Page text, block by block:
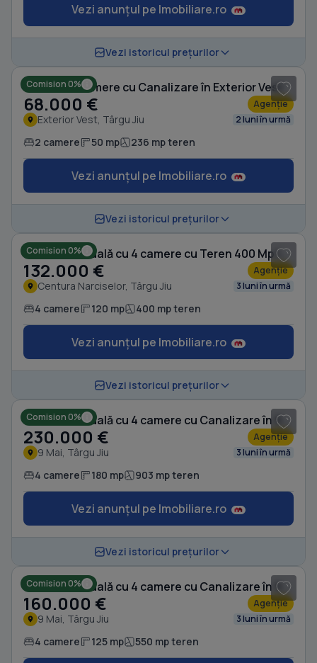
Vezi anunțul pe Imobiliare.ro
Vezi istoricul prețurilor
Comision 0%
Casă cu 2 camere cu Canalizare în Exterior Vest
68.000 € Agenție
Exterior Vest, Târgu Jiu 2 luni în urmă
2 camere 50 mp 236 mp teren
Vezi anunțul pe Imobiliare.ro
Vezi istoricul prețurilor
Comision 0% Casă individuală cu 4 camere cu Teren 400 Mp în Centura Narciselor
132.000 € Agenție
Centura Narciselor, Târgu Jiu 3 luni în urmă
4 camere 120 mp 400 mp teren
Vezi anunțul pe Imobiliare.ro
Vezi istoricul prețurilor
Comision 0% Casă individuală cu 4 camere cu Canalizare în 9 Mai
230.000 € Agenție
9 Mai, Târgu Jiu 3 luni în urmă
4 camere 180 mp 903 mp teren
Vezi anunțul pe Imobiliare.ro
Vezi istoricul prețurilor
Comision 0% Casă individuală cu 4 camere cu Canalizare în 9 Mai
160.000 € Agenție
9 Mai, Târgu Jiu 3 luni în urmă
4 camere 125 mp 550 mp teren